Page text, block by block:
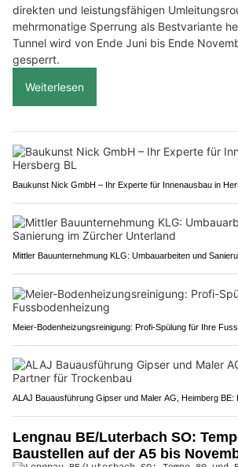
direkten und leistungsfähigen
mehrmonatige Sperrung als Bestvariante
Tunnel wird von Ende Juni bis Ende
gesperrt.
Weiterlesen
Baukunst Nick GmbH – Ihr Experte für Innenausbau in
Mittler Bauunternehmung KLG: Umbauarbeiten und
Meier-Bodenheizungsreinigung: Profi-Spülung für Ihre
ALAJ Bauausführung Gipser und Maler AG, Heimberg
Lengnau BE/Luterbach SO:
Baustellen auf der A5 bis